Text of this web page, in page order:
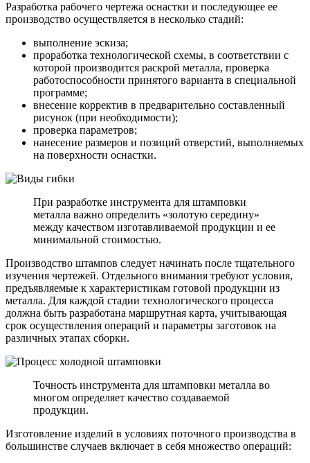
Разработка рабочего чертежа оснастки и последующее ее
производство осуществляется в несколько стадий:
выполнение эскиза;
проработка технологической схемы, в соответствии с
которой производится раскрой металла, проверка
работоспособности принятого варианта в специальной
программе;
внесение корректив в предварительно составленный
рисунок (при необходимости);
проверка параметров;
нанесение размеров и позиций отверстий, выполняемых
на поверхности оснастки.
При разработке инструмента для штамповки
металла важно определить «золотую середину»
между качеством изготавливаемой продукции и ее
минимальной стоимостью.
Производство штампов следует начинать после тщательного
изучения чертежей. Отдельного внимания требуют условия,
предъявляемые к характеристикам готовой продукции из
металла. Для каждой стадии технологического процесса
должна быть разработана маршрутная карта, учитывающая
срок осуществления операций и параметры заготовок на
различных этапах сборки.
Точность инструмента для штамповки металла во
многом определяет качество создаваемой
продукции.
Изготовление изделий в условиях поточного производства в
большинстве случаев включает в себя множество операций: